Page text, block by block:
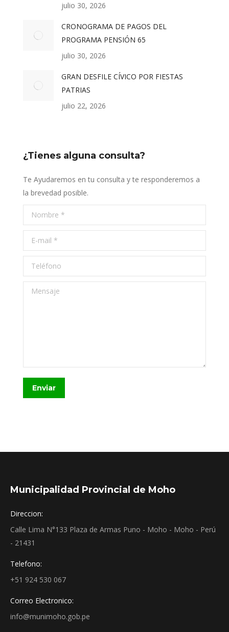
julio 30, 2026
CRONOGRAMA DE PAGOS DEL
PROGRAMA PENSIÓN 65
julio 30, 2026
GRAN DESFILE CÍVICO POR FIESTAS
PATRIAS
julio 22, 2026
¿Tienes alguna consulta?
Te Ayudaremos en tu consulta y te responderemos a
la brevedad posible.
Nombre *
E-mail *
Teléfono
Mensaje
Enviar
Municipalidad Provincial de Moho
Direccion:
Calle Lima N°133 Plaza de Armas Puno - Moho - Moho - Perú
- 21431
Telefono:
+51 924 530 067
Correo Electronico:
info@munimoho.gob.pe